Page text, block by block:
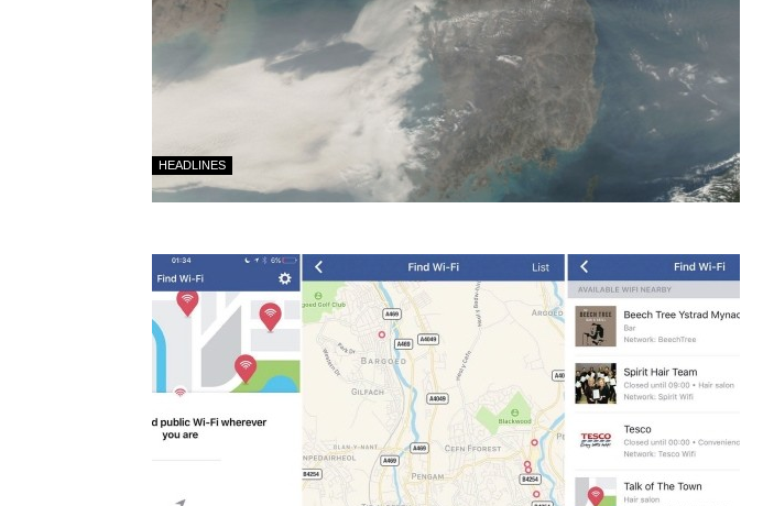
HEADLINES